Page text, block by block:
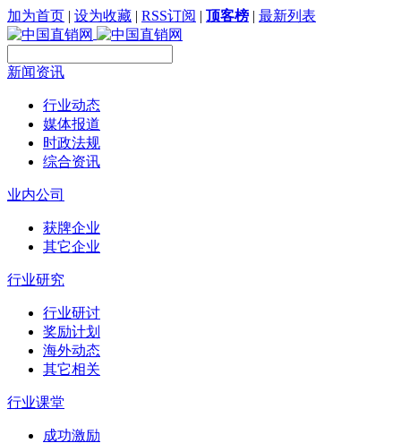
加为首页 | 设为收藏 | RSS订阅 | 顶客榜 | 最新列表
新闻资讯
行业动态
媒体报道
时政法规
综合资讯
业内公司
获牌企业
其它企业
行业研究
行业研讨
奖励计划
海外动态
其它相关
行业课堂
成功激励